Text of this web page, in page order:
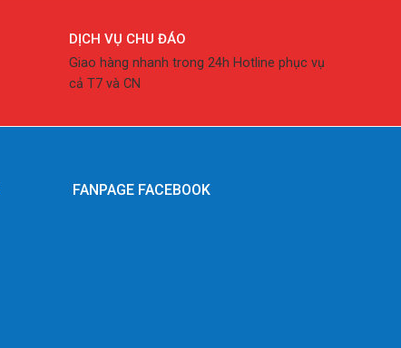
DỊCH VỤ CHU ĐÁO
Giao hàng nhanh trong 24h Hotline phục vụ
cả T7 và CN
FANPAGE FACEBOOK